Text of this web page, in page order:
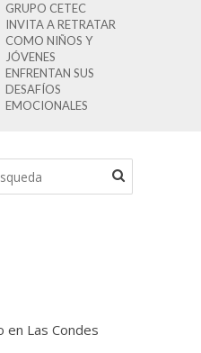
GRUPO CETEC
INVITA A RETRATAR
COMO NIÑOS Y
JÓVENES
ENFRENTAN SUS
DESAFÍOS
EMOCIONALES
en Las Condes